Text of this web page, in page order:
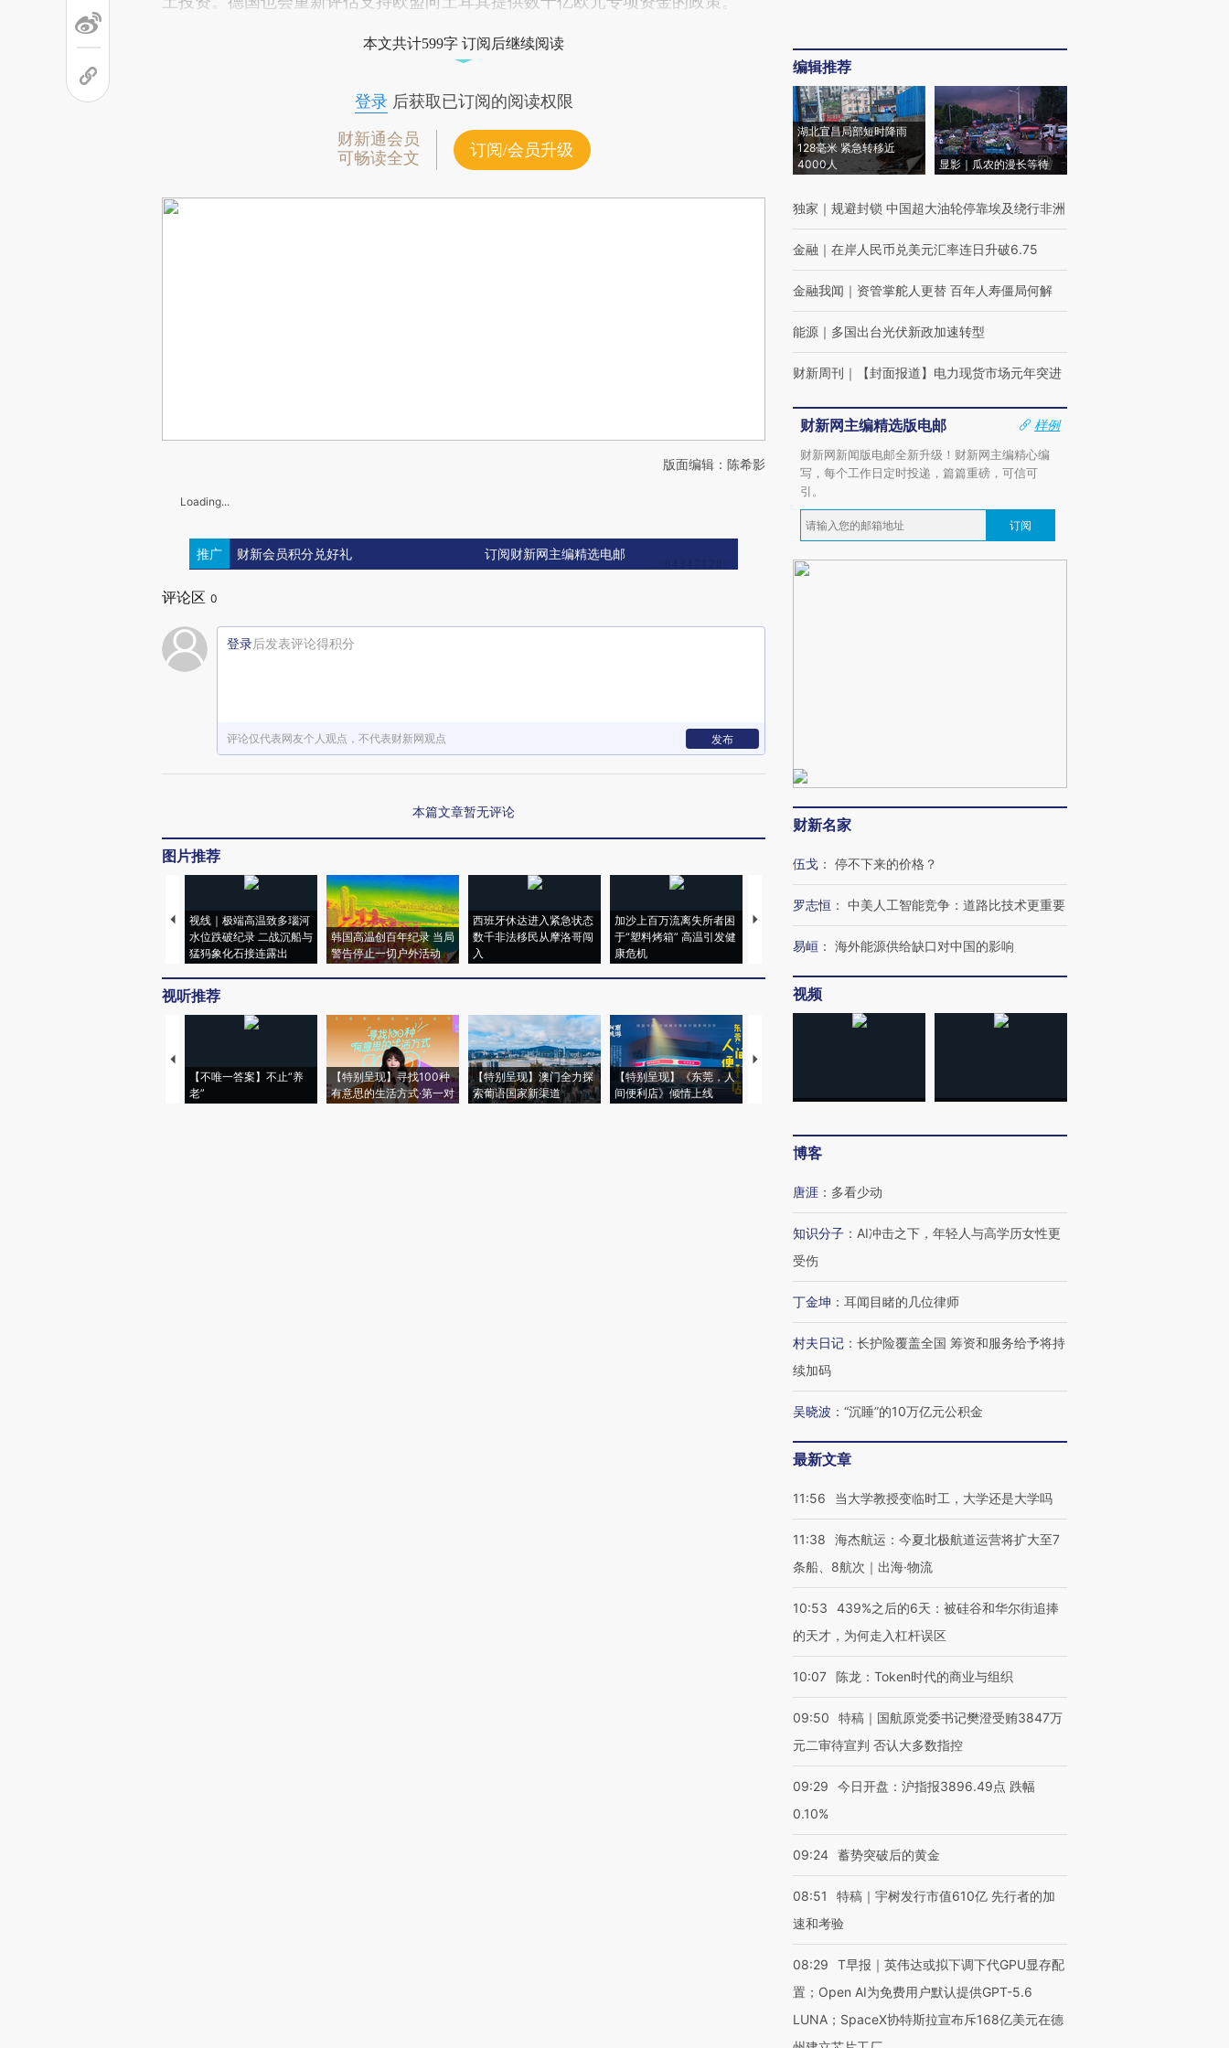
本文共计599字 订阅后继续阅读
登录后获取已订阅的阅读权限
财新通会员
可畅读全文
订阅/会员升级
版面编辑：陈希影
Loading...
推广 财新会员积分兑好礼 订阅财新网主编精选电邮
评论区 0
登录后发表评论得积分
评论仅代表网友个人观点，不代表财新网观点 发布
本篇文章暂无评论
图片推荐
视线｜极端高温致多瑙河
水位跌破纪录 二战沉船与
猛犸象化石接连露出
韩国高温创百年纪录 当局
警告停止一切户外活动
西班牙休达进入紧急状态
数千非法移民从摩洛哥闯
入
加沙上百万流离失所者困
于“塑料烤箱” 高温引发健
康危机
视线｜HYROX的吸金
术：是什么让中产们甘
心“花钱找虐”？
粒摇头丸 尿检体内含3种
毒品
视听推荐
【不唯一答案】不止“养
老”
【特别呈现】寻找100种
有意思的生活方式·第一对
【特别呈现】澳门全力探
索葡语国家新渠道
【特别呈现】《东莞，人
间便利店》倾情上线
【推广】走进第四届链博
编辑推荐
湖北宜昌局部短时降雨
128毫米 紧急转移近
4000人
显影｜瓜农的漫长等待
独家 ｜ 规避封锁 中国超大油轮停靠埃及绕行非洲
金融 ｜ 在岸人民币兑美元汇率连日升破6.75
金融我闻 ｜ 资管掌舵人更替 百年人寿僵局何解
能源 ｜ 多国出台光伏新政加速转型
财新周刊 ｜ 【封面报道】电力现货市场元年突进
财新网主编精选版电邮
样例
财新网新闻版电邮全新升级！财新网主编精心编
写，每个工作日定时投递，篇篇重磅，可信可
引。
订阅
财新名家
伍戈 ： 停不下来的价格？
罗志恒 ： 中美人工智能竞争：道路比技术更重要
易峘 ： 海外能源供给缺口对中国的影响
视频
博客
唐涯 ： 多看少动
知识分子 ： AI冲击之下，年轻人与高学历女性更
受伤
丁金坤 ： 耳闻目睹的几位律师
村夫日记 ： 长护险覆盖全国 筹资和服务给予将持
续加码
吴晓波 ： “沉睡”的10万亿元公积金
最新文章
11:56 当大学教授变临时工，大学还是大学吗
11:38
海杰航运：今夏北极航道运营将扩大至7
条船、8航次｜出海·物流
10:53
439%之后的6天：被硅谷和华尔街追捧
的天才，为何走入杠杆误区
10:07 陈龙：Token时代的商业与组织
09:50
特稿｜国航原党委书记樊澄受贿3847万
元二审待宣判 否认大多数指控
09:29
今日开盘：沪指报3896.49点 跌幅
0.10%
09:24 蓄势突破后的黄金
08:51
特稿｜宇树发行市值610亿 先行者的加
速和考验
08:29
T早报｜英伟达或拟下调下代GPU显存配
置；Open AI为免费用户默认提供GPT-5.6
LUNA；SpaceX协特斯拉宣布斥168亿美元在德